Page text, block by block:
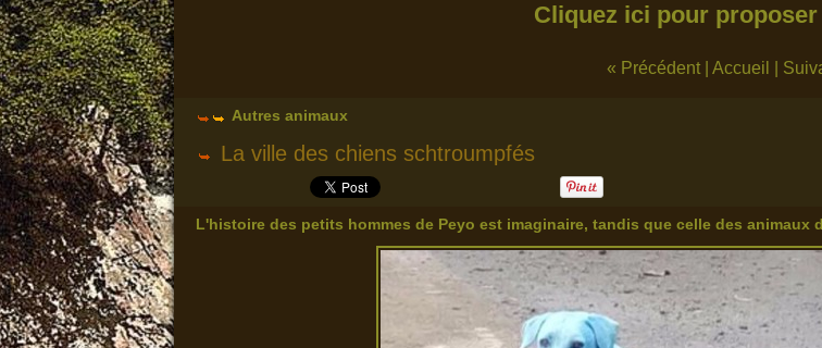
Cliquez ici pour
« Précédent Accueil
Autres animaux
La ville des chiens schtroumpfés
L'histoire des petits hommes de Peyo est imaginaire, tandis que celle des